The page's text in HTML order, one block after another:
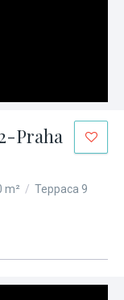
Praha
m² / Терраса 9